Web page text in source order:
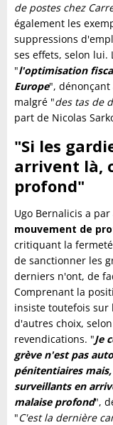
de postes chez
également les
suppressions
ses effets, selon lui.
"l'optimisation
Europe", dénonçant
malgré "des tas de
part de Nicolas
"Si les
arrivent là,
profond"
Ugo Bernalicis a
mouvement de
critiquant la
de sanctionner les
derniers n'ont, de
Comprenant la
insiste toutefois sur
d'autres choix,
revendications. "Je
grève n'est pas
pénitentiaires
surveillants en
malaise profond",
"C'est la dernière